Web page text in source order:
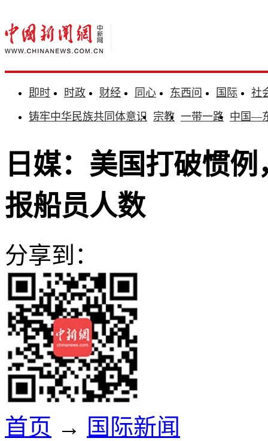
即时 时政 财经 同心 东西问 国际
社
铸牢中华民族共同体意识 宗教 一带一路 中国—
日媒：美国打破惯
报船员人数
分享到：
首页 → 国际新闻